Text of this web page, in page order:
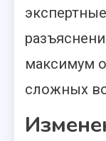
максимум
сложных